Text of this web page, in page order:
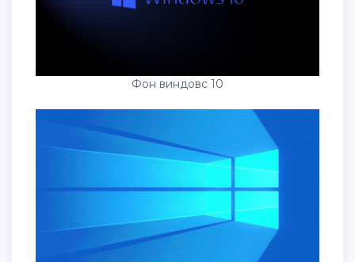
Фон виндовс 10